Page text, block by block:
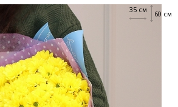
60 см
35 см